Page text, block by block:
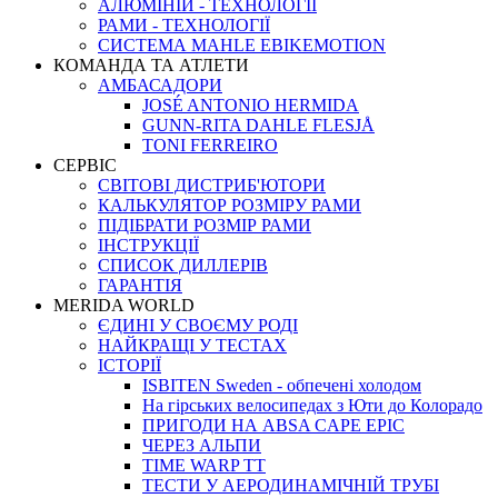
АЛЮМІНІЙ - ТЕХНОЛОГІЇ
РАМИ - ТЕХНОЛОГІЇ
СИСТЕМА MAHLE EBIKEMOTION
КОМАНДА ТА АТЛЕТИ
АМБАСАДОРИ
JOSÉ ANTONIO HERMIDA
GUNN-RITA DAHLE FLESJÅ
TONI FERREIRO
СЕРВІС
СВІТОВІ ДИСТРИБ'ЮТОРИ
КАЛЬКУЛЯТОР РОЗМIРУ РАМИ
ПІДІБРАТИ РОЗМІР РАМИ
IНСТРУКЦIЇ
СПИСОК ДИЛЛЕРІВ
ГАРАНТIЯ
MERIDA WORLD
ЄДИНI У СВОЄМУ РОДI
НАЙКРАЩІ У ТЕСТАХ
ІСТОРІЇ
ISBITEN Sweden - обпечені холодом
На гірських велосипедах з Юти до Колорадо
ПРИГОДИ НА ABSA CAPE EPIC
ЧЕРЕЗ АЛЬПИ
TIME WARP TT
ТЕСТИ У АЕРОДИНАМІЧНІЙ ТРУБІ